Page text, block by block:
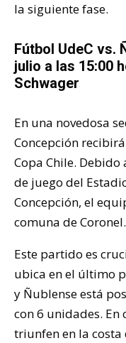
la siguiente fase.
Fútbol UdeC vs.
julio a las 15:00
Schwager
En una novedosa
Concepción
Copa Chile.
de juego del
Concepción, el
comuna de Coronel.
Este partido es
ubica en el último
y Ñublense está
con 6 unidades. En
triunfen en la